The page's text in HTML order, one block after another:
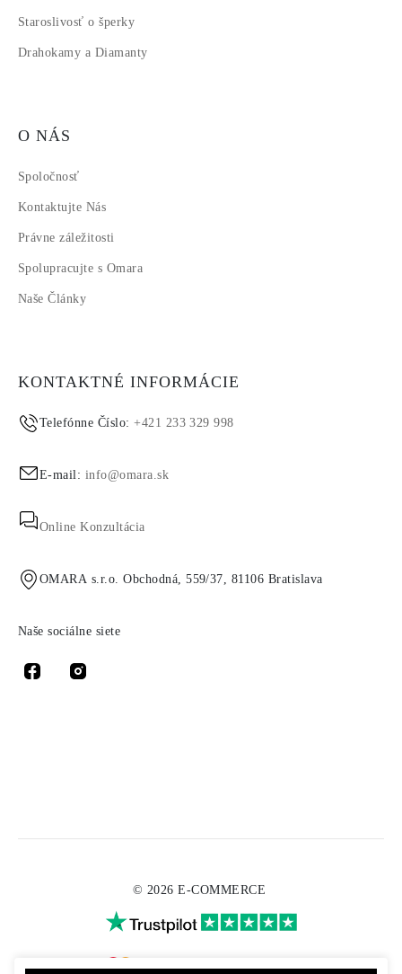
Staroslivosť o šperky
Drahokamy a Diamanty
O NÁS
Spoločnosť
Kontaktujte Nás
Právne záležitosti
Spolupracujte s Omara
Naše Články
KONTAKTNÉ INFORMÁCIE
Telefónne Číslo:+421 233 329 998
E-mail: info@omara.sk
Online Konzultácia
OMARA s.r.o. Obchodná, 559/37, 81106 Bratislava
Naše sociálne siete
© 2026 E-COMMERCE